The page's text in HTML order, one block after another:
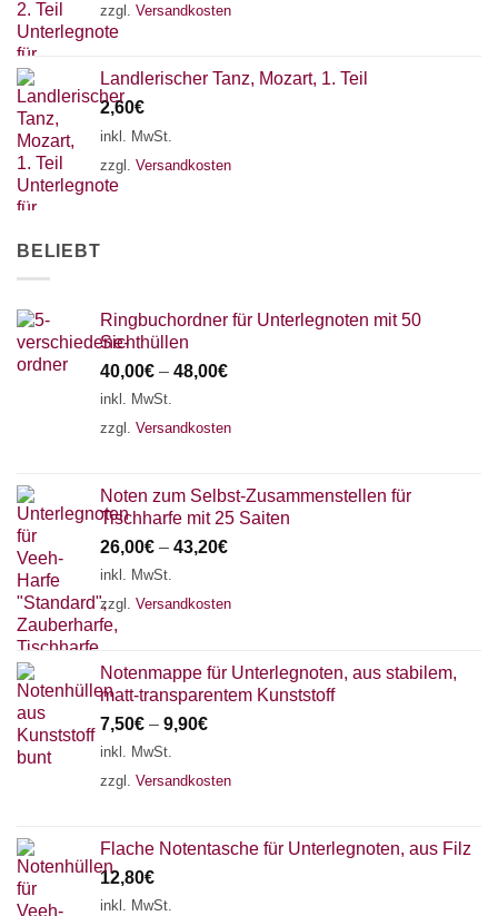
zzgl. Versandkosten
Landlerischer Tanz, Mozart, 1. Teil
2,60€
inkl. MwSt.
zzgl. Versandkosten
BELIEBT
Ringbuchordner für Unterlegnoten mit 50
Sichthüllen
40,00€ – 48,00€
inkl. MwSt.
zzgl. Versandkosten
Noten zum Selbst-Zusammenstellen für
Tischharfe mit 25 Saiten
26,00€ – 43,20€
inkl. MwSt.
zzgl. Versandkosten
Notenmappe für Unterlegnoten, aus stabilem,
matt-transparentem Kunststoff
7,50€ – 9,90€
inkl. MwSt.
zzgl. Versandkosten
Flache Notentasche für Unterlegnoten, aus Filz
12,80€
inkl. MwSt.